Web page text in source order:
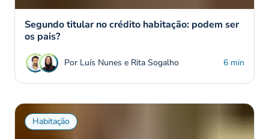
Segundo titular no crédito habitação: podem ser
os pais?
Por Luís Nunes e Rita Sogalho 6 min
Habitação